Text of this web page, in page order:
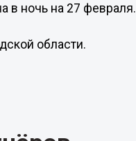
в ночь на 27 февраля.
области.